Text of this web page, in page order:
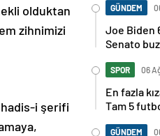
olduktan
zihnimizi
hadis-i şerifi
GÜNDEM
Joe Biden
Senato
SPOR 06
En fazla
Tam 5
GÜNDEM